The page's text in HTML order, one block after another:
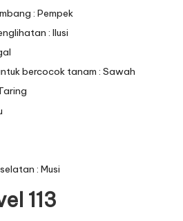
: Pempek
: Ilusi
bercocok tanam : Sawah
: Musi
113